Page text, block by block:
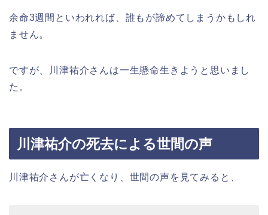
余命3週間といわれれば、誰もが諦めてしまうかもしれ
ません。
ですが、川津祐介さんは一生懸命生きようと思いまし
た。
川津祐介の死去による世間の声
川津祐介さんが亡くなり、世間の声を見てみると、